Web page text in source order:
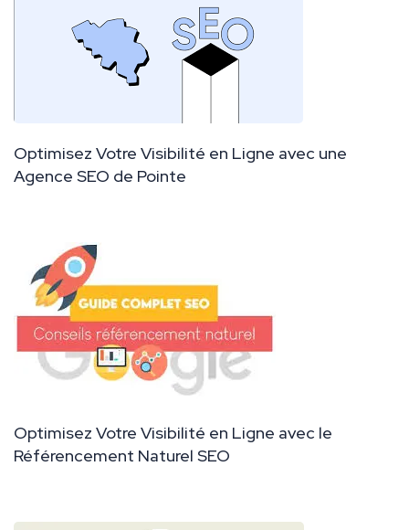
Optimisez Votre Visibilité en Ligne avec une
Agence SEO de Pointe
Optimisez Votre Visibilité en Ligne avec le
Référencement Naturel SEO